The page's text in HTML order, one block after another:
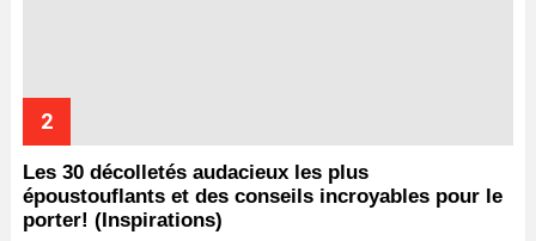
Les 30 décolletés audacieux les plus
époustouflants et des conseils incroyables pour le
porter! (Inspirations)